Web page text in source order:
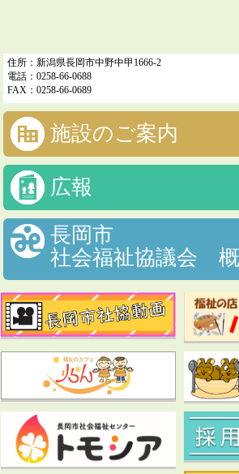
住所：新潟県長岡市中野中甲1666-2
電話：0258-66-0688
FAX：0258-66-0689
施設のご案内
広報
長岡市
社会福祉協議会